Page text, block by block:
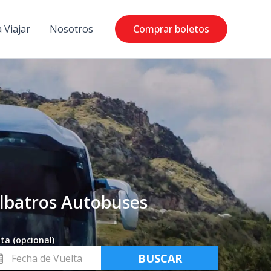
Viajar Nosotros Comprar boletos
Autobuses